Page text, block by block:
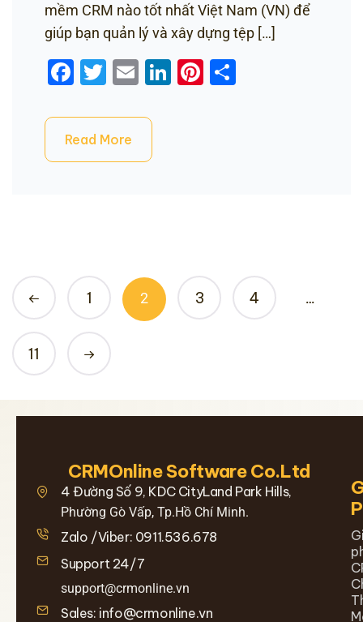
mềm CRM nào tốt nhất Việt Nam (VN) để
giúp bạn quản lý và xây dựng tệp […]
Facebook
Twitter
EmailLinkedIn
Pinterest
Read More
1 2 3 4 …
11
CRMOnline Software Co.Ltd
4 Đường Số 9, KDC CityLand Park Hills,
Phường Gò Vấp, Tp.Hồ Chí Minh.
Zalo /Viber: 0911.536.678
Support 24/7
support@crmonline.vn
Sales: info@crmonline.vn